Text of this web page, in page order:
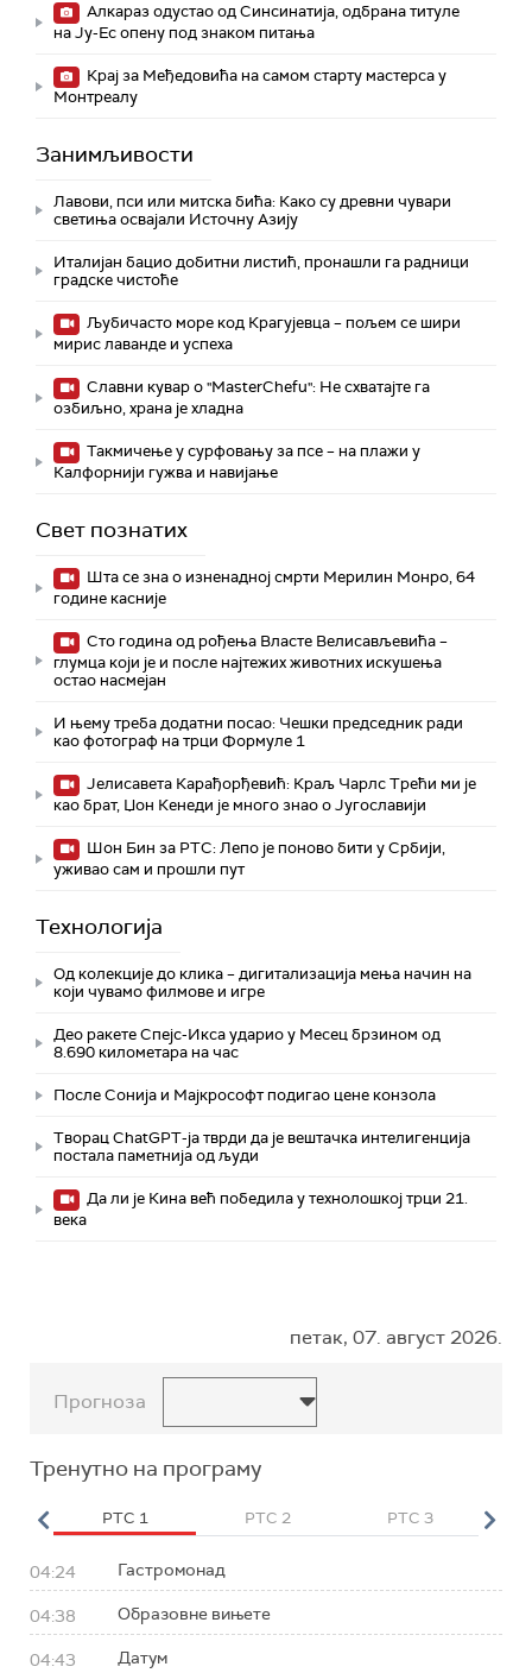
Алкараз одустао од Синсинатија, одбрана титуле
на Ју-Ес опену под знаком питања
Крај за Међедовића на самом старту мастерса у
Монтреалу
Занимљивости
Лавови, пси или митска бића: Како су древни чувари
светиња освајали Источну Азију
Италијан бацио добитни листић, пронашли га радници
градске чистоће
Љубичасто море код Крагујевца – пољем се шири
мирис лаванде и успеха
Славни кувар о "MasterChefu": Не схватајте га
озбиљно, храна је хладна
Такмичење у сурфовању за псе – на плажи у
Калфорнији гужва и навијање
Свет познатих
Шта се зна о изненадној смрти Мерилин Монро, 64
године касније
Сто година од рођења Власте Велисављевића –
глумца који је и после најтежих животних искушења
остао насмејан
И њему треба додатни посао: Чешки председник ради
као фотограф на трци Формуле 1
Јелисавета Карађорђевић: Краљ Чарлс Трећи ми је
као брат, Џон Кенеди је много знао о Југославији
Шон Бин за РТС: Лепо је поново бити у Србији,
уживао сам и прошли пут
Технологијa
Од колекције до клика – дигитализација мења начин на
који чувамо филмове и игре
Део ракете Спејс-Икса ударио у Месец брзином од
8.690 километара на час
После Сонија и Мајкрософт подигао цене конзола
Творац ChatGPT-ја тврди да је вештачка интелигенција
постала паметнија од људи
Да ли је Кина већ победила у технолошкој трци 21.
века
петак, 07. август 2026.
Прогноза
Тренутно на програму
РТС 1 РТС 2 РТС 3
04:24 Гастромонад
04:38 Образовне вињете
04:43 Датум